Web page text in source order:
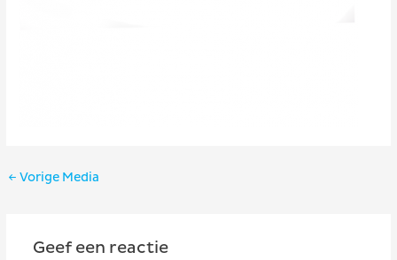
Bericht
← Vorige Media
Geef een reactie